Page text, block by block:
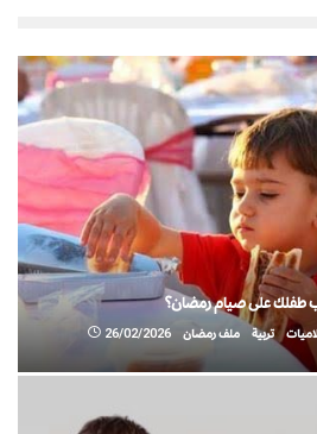
طفلك على صيام رمضان؟
تربية ملف رمضان 26/02/2026